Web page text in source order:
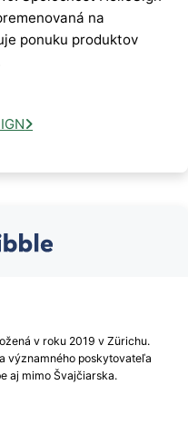
na
ponuku produktov
v roku 2019 v Zürichu.
významného poskytovateľa
aj mimo Švajčiarska.